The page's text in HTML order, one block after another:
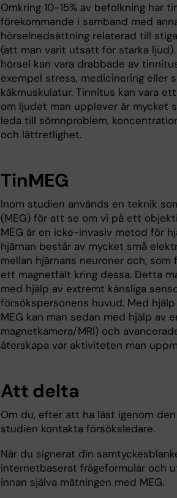
Omkring 10-15% av befolkning har
förekommande i samband med
hörselnedsättning relaterad till
(att man varit utsatt för starka
hörsel kan vara drabbade av
exempel stress, medicinering eller
käkmuskulatur. Tinnitus kan vara
om ljudet man upplever är mycket
leda till sömnproblem,
och lättretlighet.
TinMEG
Inom studien används en teknik
(MEG) för att se om vi på ett
MEG är en icke-invasiv metod för
hjärnan består av mycket små
mellan hjärnans neuroner och,
ett magnetfält kring dessa. Detta
med hjälp av extremt känsliga
försökspersonens huvud. Med
MEG kan man sedan med hjälp av
magnetkamera/MRI) och
återskapa var aktiviteten man
Att delta
Om du, efter att ha läst igenom
studien kontakta försöksledare.
När du signerat din
internetbaserat frågeformulär och
innan själva mätningen med MEG.